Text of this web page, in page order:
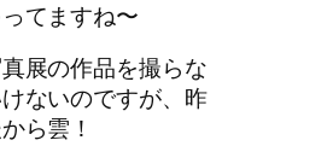
てますね〜
展の作品を撮らな
ないのですが、昨
ら雲！